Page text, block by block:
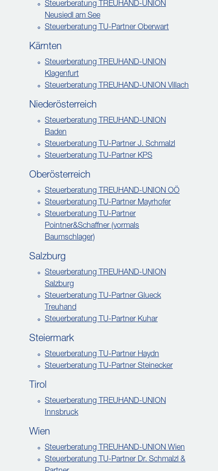
Steuerberatung TREUHAND-UNION
Neusiedl am See
Steuerberatung TU-Partner Oberwart
Kärnten
Steuerberatung TREUHAND-UNION
Klagenfurt
Steuerberatung TREUHAND-UNION Villach
Niederösterreich
Steuerberatung TREUHAND-UNION
Baden
Steuerberatung TU-Partner J. Schmalzl
Steuerberatung TU-Partner KPS
Oberösterreich
Steuerberatung TREUHAND-UNION OÖ
Steuerberatung TU-Partner Mayrhofer
Steuerberatung TU-Partner
Pointner&Schaffner (vormals
Baumschlager)
Salzburg
Steuerberatung TREUHAND-UNION
Salzburg
Steuerberatung TU-Partner Glueck
Treuhand
Steuerberatung TU-Partner Kuhar
Steiermark
Steuerberatung TU-Partner Haydn
Steuerberatung TU-Partner Steinecker
Tirol
Steuerberatung TREUHAND-UNION
Innsbruck
Wien
Steuerberatung TREUHAND-UNION Wien
Steuerberatung TU-Partner Dr. Schmalzl &